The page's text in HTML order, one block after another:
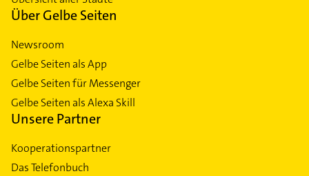
Über Gelbe Seiten
Newsroom
Gelbe Seiten als App
Gelbe Seiten für Messenger
Gelbe Seiten als Alexa Skill
Unsere Partner
Kooperationspartner
Das Telefonbuch